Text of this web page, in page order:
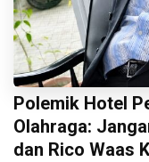
Polemik Hotel
Olahraga:
dan Rico Waas